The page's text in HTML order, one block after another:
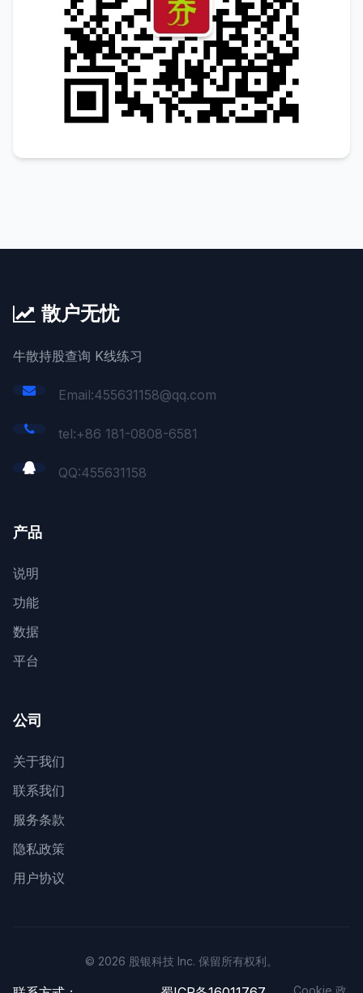
散户无忧
牛散持股查询 K线练习
Email:455631158@qq.com
tel:+86 181-0808-6581
QQ:455631158
产品
说明
功能
数据
平台
公司
关于我们
联系我们
服务条款
隐私政策
用户协议
© 2026 股银科技 Inc. 保留所有权利。
Cookie 政